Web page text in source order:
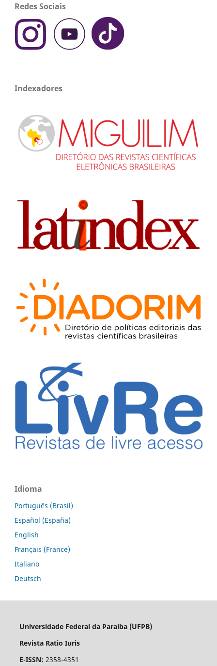
Redes Sociais
Indexadores
Idioma
Português (Brasil)
Español (España)
English
Français (France)
Italiano
Deutsch
Universidade Federal da Paraíba (UFPB)
Revista Ratio Iuris
E-ISSN: 2358-4351